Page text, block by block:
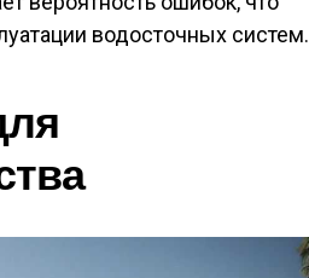
водосточных систем.